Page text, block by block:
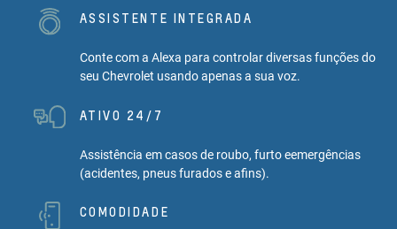
ASSISTENTE INTEGRADA
Conte com a Alexa para controlar diversas funções do
seu Chevrolet usando apenas a sua voz.
ATIVO 24/7
Assistência em casos de roubo, furto eemergências
(acidentes, pneus furados e afins).
COMODIDADE